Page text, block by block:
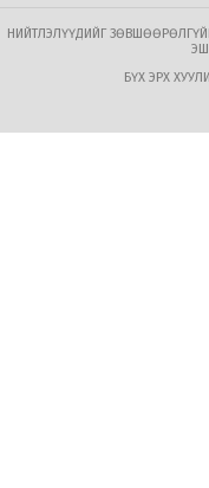
НИЙТЛЭЛҮҮДИЙГ
ЭШ
БҮХ ЭРХ